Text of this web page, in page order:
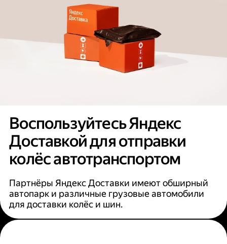
Воспользуйтесь Яндекс
Доставкой для отправки
колёс автотранспортом
Партнёры Яндекс Доставки имеют обширный
автопарк и различные грузовые автомобили
для доставки колёс и шин.